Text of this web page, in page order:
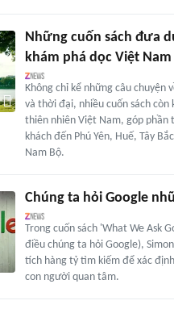
Những cuốn sách đưa
khám phá dọc Việt Nam
Không chỉ kể những câu chuyện
và thời đại, nhiều cuốn sách còn
thiên nhiên Việt Nam, góp phần
khách đến Phú Yên, Huế, Tây
Nam Bộ.
Chúng ta hỏi Google
Trong cuốn sách 'What We Ask
điều chúng ta hỏi Google),
tích hàng tỷ tìm kiếm để xác
con người quan tâm.